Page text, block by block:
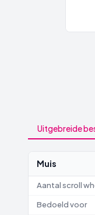
Uitgebreide
Muis
Aantal scroll
Bedoeld voor